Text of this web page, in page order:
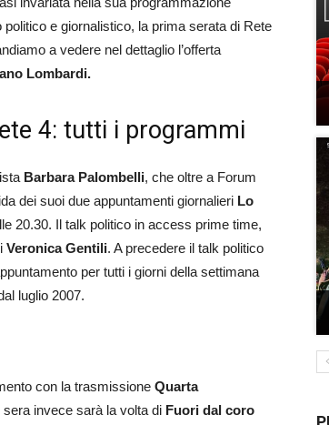
e giornalistico, la prima serata di Rete
a vedere nel dettaglio l’offerta
Lombardi.
4: tutti i programmi
Barbara Palombelli, che oltre a Forum
dei suoi due appuntamenti giornalieri Lo
20.30. Il talk politico in access prime time,
Veronica Gentili. A precedere il talk politico
per tutti i giorni della settimana
luglio 2007.
con la trasmissione Quarta
sera invece sarà la volta di Fuori dal coro